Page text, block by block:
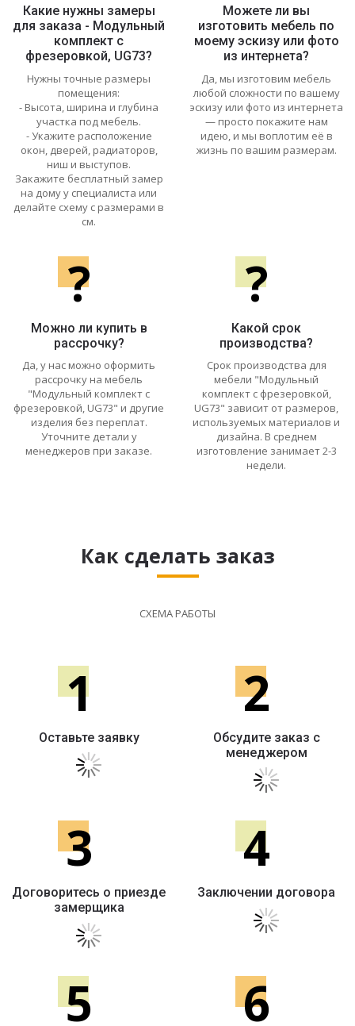
Какие нужны замеры
для заказа - Модульный
комплект с
фрезеровкой, UG73?
Нужны точные размеры
помещения:
- Высота, ширина и глубина
участка под мебель.
- Укажите расположение
окон, дверей, радиаторов,
ниш и выступов.
Закажите бесплатный замер
на дому у специалиста или
делайте схему с размерами в
см.
Можете ли вы
изготовить мебель по
моему эскизу или фото
из интернета?
Да, мы изготовим мебель
любой сложности по вашему
эскизу или фото из интернета
— просто покажите нам
идею, и мы воплотим её в
жизнь по вашим размерам.
?
Можно ли купить в
рассрочку?
Да, у нас можно оформить
рассрочку на мебель
"Модульный комплект с
фрезеровкой, UG73" и другие
изделия без переплат.
Уточните детали у
менеджеров при заказе.
?
Какой срок
производства?
Срок производства для
мебели "Модульный
комплект с фрезеровкой,
UG73" зависит от размеров,
используемых материалов и
дизайна. В среднем
изготовление занимает 2-3
недели.
Как сделать заказ
СХЕМА РАБОТЫ
1
Оставьте заявку
2
Обсудите заказ с
менеджером
3
Договоритесь о приезде
замерщика
4
Заключении договора
5 6